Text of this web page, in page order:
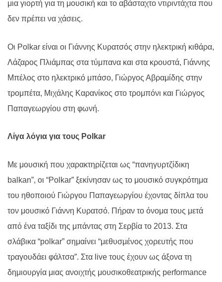
μια γιορτή για τη μουσική και το αβάσταχτο ντιριντάχτα που
δεν πρέπει να χάσεις.
Οι Polkar είναι οι Γιάννης Κυρατσός στην ηλεκτρική κιθάρα,
Λάζαρος Πλιάμπας στα τύμπανα και στα κρουστά, Γιάννης
Μπέλος στο ηλεκτρικό μπάσο, Γιώργος Αβραμίδης στην
τρομπέτα, Μιχάλης Καρανίκος στο τρομπόνι και Γιώργος
Παπαγεωργίου στη φωνή.
Λίγα λόγια για τους Polkar
Με μουσική που χαρακτηρίζεται ως “πανηγυρτζίδικη
balkan”, oι “Polkar” ξεκίνησαν ως το μουσικό συγκρότημα
του ηθοποιού Γιώργου Παπαγεωργίου έχοντας δίπλα του
τον μουσικό Γιάννη Κυρατσό. Πήραν το όνομα τους μετά
από ένα ταξίδι της μπάντας στη Σερβία το 2013. Στα
σλάβικα “polkar” σημαίνει “μεθυσμένος χορευτής που
τραγουδάει φάλτσα”. Στα live τους έχουν ως άξονα τη
δημιουργία μιας ανοιχτής μουσικοθεατρικής performance